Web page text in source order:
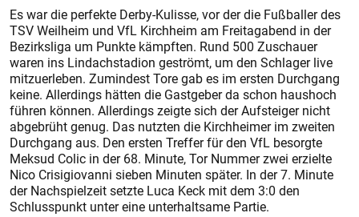
Es war die perfekte Derby-Kulisse, vor der die Fußballer des
TSV Weilheim und VfL Kirchheim am Freitagabend in der
Bezirksliga um Punkte kämpften. Rund 500 Zuschauer
waren ins Lindachstadion geströmt, um den Schlager live
mitzuerleben. Zumindest Tore gab es im ersten Durchgang
keine. Allerdings hätten die Gastgeber da schon haushoch
führen können. Allerdings zeigte sich der Aufsteiger nicht
abgebrüht genug. Das nutzten die Kirchheimer im zweiten
Durchgang aus. Den ersten Treffer für den VfL besorgte
Meksud Colic in der 68. Minute, Tor Nummer zwei erzielte
Nico Crisigiovanni sieben Minuten später. In der 7. Minute
der Nachspielzeit setzte Luca Keck mit dem 3:0 den
Schlusspunkt unter eine unterhaltsame Partie.